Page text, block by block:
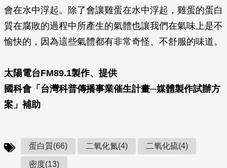
會在水中浮起。除了會讓雞蛋在水中浮起，雞蛋的蛋白
質在腐敗的過程中所產生的氣體也讓我們在氣味上是不
愉快的，因為這些氣體都有非常奇怪、不舒服的味道。
太陽電台FM89.1製作、提供
國科會「台灣科普傳播事業催生計畫─媒體製作試辦方
案」補助
蛋白質(66) 二氧化氮(4) 二氧化硫(4)
密度(13)